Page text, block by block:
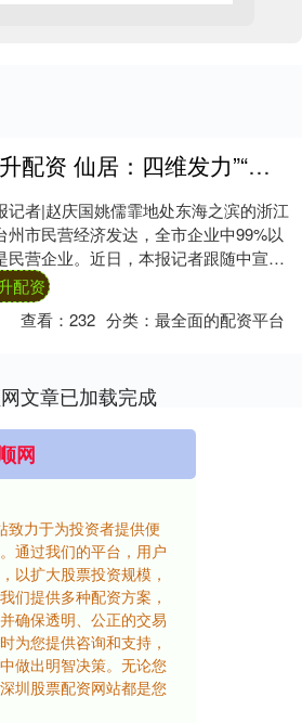
俊升配资 仙居：四维发力”“三个到位”助力民营经济起飞
记者|赵庆国姚儒霏地处东海之滨的浙江
州市民营经济发达，全市企业中99%以
民营企业。近日，本报记者跟随中宣部
的“活力中国调研行”记者采访团走进台
配资
查看：232 分类：最全面的配资平台
文章已加载完成
网
致力于为投资者提供便
通过我们的平台，用户
以扩大股票投资规模，
们提供多种配资方案，
确保透明、公正的交易
为您提供咨询和支持，
做出明智决策。无论您
圳股票配资网站都是您